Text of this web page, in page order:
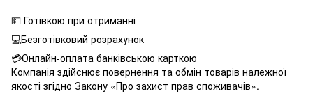
💵 Готівкою при отриманні
💻Безготівковий розрахунок
💳Онлайн-оплата банківською карткою
Компанія здійснює повернення та обмін товарів належної
якості згідно Закону «Про захист прав споживачів».